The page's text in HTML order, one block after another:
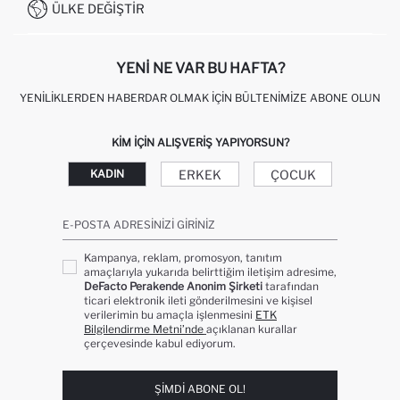
KAMPANYALAR
0850 333 22 86
ÜLKE DEĞIŞTIR
YENI NE VAR BU HAFTA?
YENILIKLERDEN HABERDAR OLMAK İÇIN BÜLTENIMIZE ABONE OLUN
KIM IÇIN ALIŞVERIŞ YAPIYORSUN?
KADIN ERKEK ÇOCUK
E-POSTA ADRESINIZI GIRINIZ
Kampanya, reklam, promosyon, tanıtım
amaçlarıyla yukarıda belirttiğim iletişim adresime,
DeFacto Perakende Anonim Şirketi tarafından
ticari elektronik ileti gönderilmesini ve kişisel
verilerimin bu amaçla işlenmesini ETK
Bilgilendirme Metni’nde açıklanan kurallar
çerçevesinde kabul ediyorum.
ŞIMDI ABONE OL!